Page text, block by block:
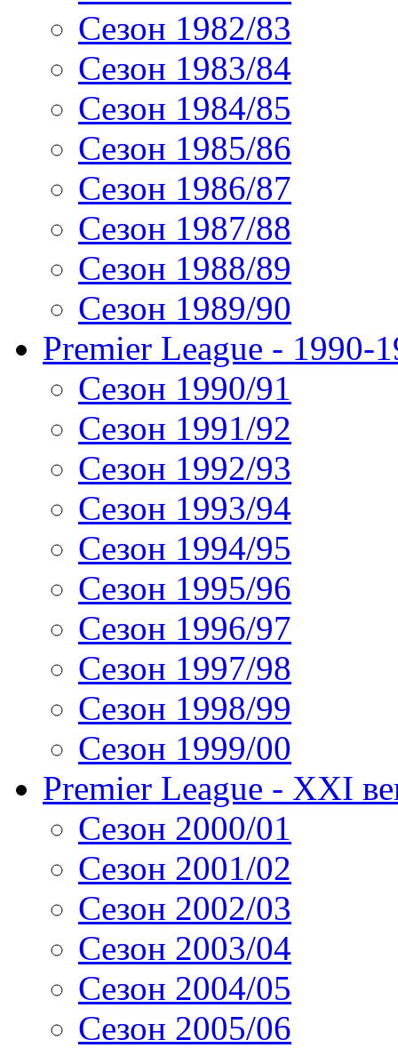
Сезон 1982/83
Сезон 1983/84
Сезон 1984/85
Сезон 1985/86
Сезон 1986/87
Сезон 1987/88
Сезон 1988/89
Сезон 1989/90
Premier League - 1990-
Сезон 1990/91
Сезон 1991/92
Сезон 1992/93
Сезон 1993/94
Сезон 1994/95
Сезон 1995/96
Сезон 1996/97
Сезон 1997/98
Сезон 1998/99
Сезон 1999/00
Premier League - XXI
Сезон 2000/01
Сезон 2001/02
Сезон 2002/03
Сезон 2003/04
Сезон 2004/05
Сезон 2005/06